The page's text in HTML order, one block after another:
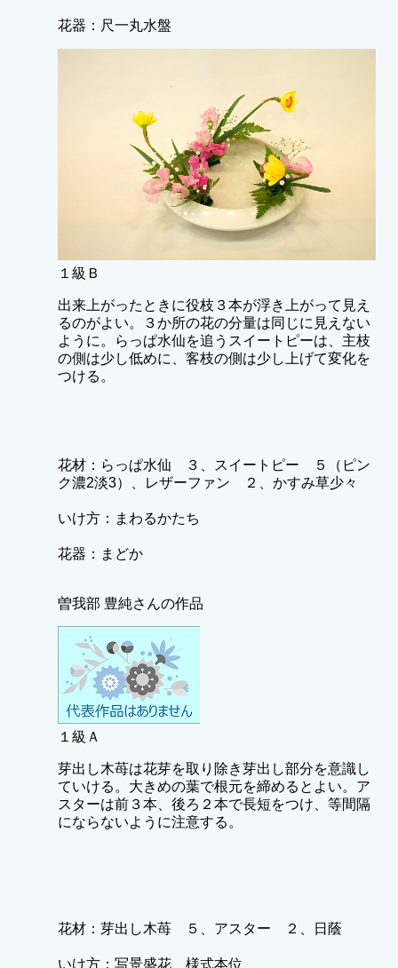
花器：尺一丸水盤
１級Ｂ
出来上がったときに役枝３本が浮き上がって見え
るのがよい。３か所の花の分量は同じに見えない
ように。らっぱ水仙を追うスイートピーは、主枝
の側は少し低めに、客枝の側は少し上げて変化を
つける。
花材：らっぱ水仙 ３、スイートピー ５（ピン
ク濃2淡3）、レザーファン ２、かすみ草少々
いけ方：まわるかたち
花器：まどか
曽我部 豊純さんの作品
１級Ａ
芽出し木苺は花芽を取り除き芽出し部分を意識し
ていける。大きめの葉で根元を締めるとよい。ア
スターは前３本、後ろ２本で長短をつけ、等間隔
にならないように注意する。
花材：芽出し木苺 ５、アスター ２、日蔭
いけ方：写景盛花 様式本位